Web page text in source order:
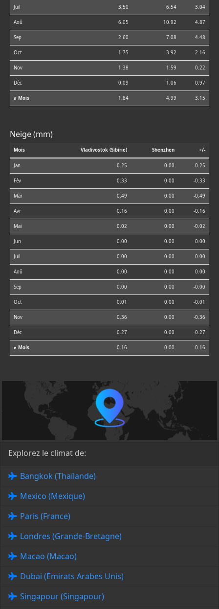
Juil 3.50 6.54 3.04
Aoû 6.05 10.92 4.87
Sep 2.60 7.08 4.48
Oct 1.75 3.92 2.16
Nov 1.38 1.59 0.22
Déc 0.09 1.06 0.97
⌀ Mois 1.84 4.99 3.15
Neige (mm)
Mois Vladivostok (Sibirie) Shenzhen +/-
Jan 0.25 0.00 -0.25
Fév 0.33 0.00 -0.33
Mar 0.49 0.00 -0.49
Avr 0.16 0.00 -0.16
Mai 0.02 0.00 -0.02
Jun 0.00 0.00 0.00
Juil 0.00 0.00 0.00
Aoû 0.00 0.00 0.00
Sep 0.00 0.00 -0.00
Oct 0.01 0.00 -0.01
Nov 0.36 0.00 -0.36
Déc 0.27 0.00 -0.27
⌀ Mois 0.16 0.00 -0.16
Explorez le climat de:
Bangkok (Thaïlande)
Mexico (Mexique)
Paris (France)
Londres (Grande-Bretagne)
Macao (Macao)
Dubai (Emirats Arabes Unis)
Singapour (Singapour)